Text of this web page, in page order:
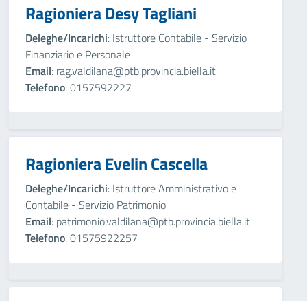
Ragioniera Desy Tagliani
Deleghe/Incarichi: Istruttore Contabile - Servizio
Finanziario e Personale
Email: rag.valdilana@ptb.provincia.biella.it
Telefono: 0157592227
Ragioniera Evelin Cascella
Deleghe/Incarichi: Istruttore Amministrativo e
Contabile - Servizio Patrimonio
Email: patrimonio.valdilana@ptb.provincia.biella.it
Telefono: 01575922257